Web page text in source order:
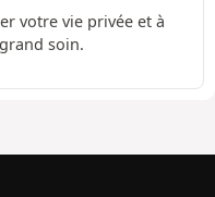
votre vie privée et à
soin.